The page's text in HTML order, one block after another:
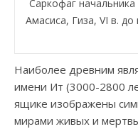
Саркофаг
Амасиса, Гиза, VI в. до
Наиболее древним
имени Ит (3000-2800
ящике изображены
мирами живых и